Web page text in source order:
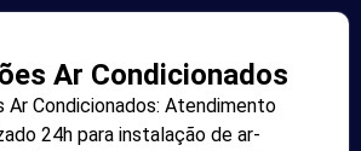
Ar Condicionados
Ar Condicionados: Atendimento
24h para instalação de ar-